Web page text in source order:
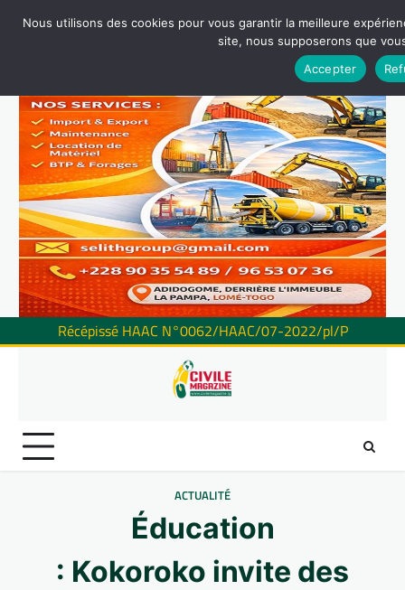
Récépissé HAAC N°0062/HAAC/07-2022/pl/P
ACTUALITÉ
Éducation
: Kokoroko invite des
Nous utilisons des cookies pour vous garantir la meilleure
site, nous supposerons que
Accepter